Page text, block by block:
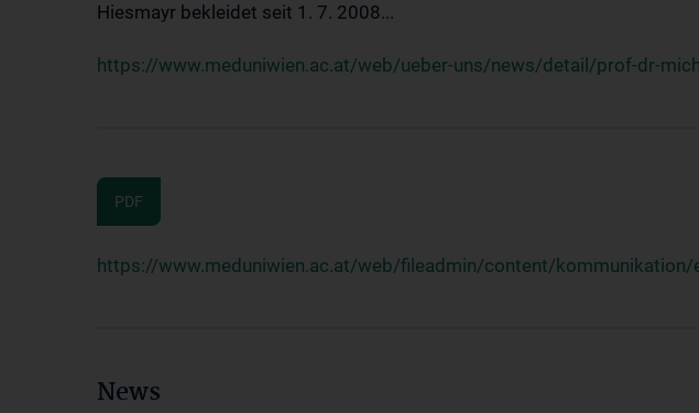
Hiesmayr bekleidet seit 1. 7. 2008...
https://www.meduniwien.ac.at/web/ueber-uns/news/detail/prof-dr-
PDF
https://www.meduniwien.ac.at/web/fileadmin/content/
News